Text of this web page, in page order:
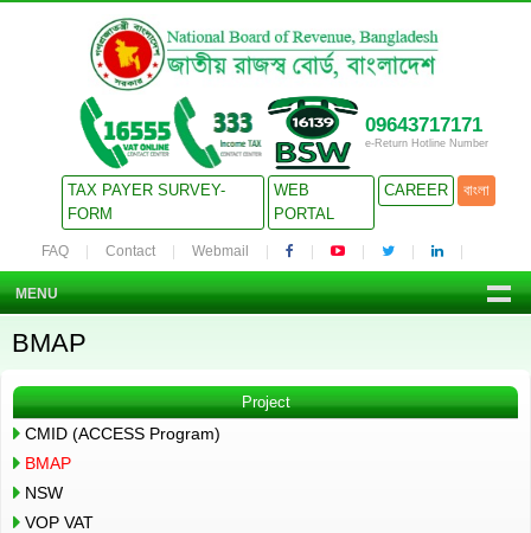
09643717171
e-Return Hotline Number
TAX PAYER SURVEY-
FORM
WEB
PORTAL
CAREER বাংলা
FAQ Contact Webmail
MENU
BMAP
Project
CMID (ACCESS Program)
BMAP
NSW
VOP VAT